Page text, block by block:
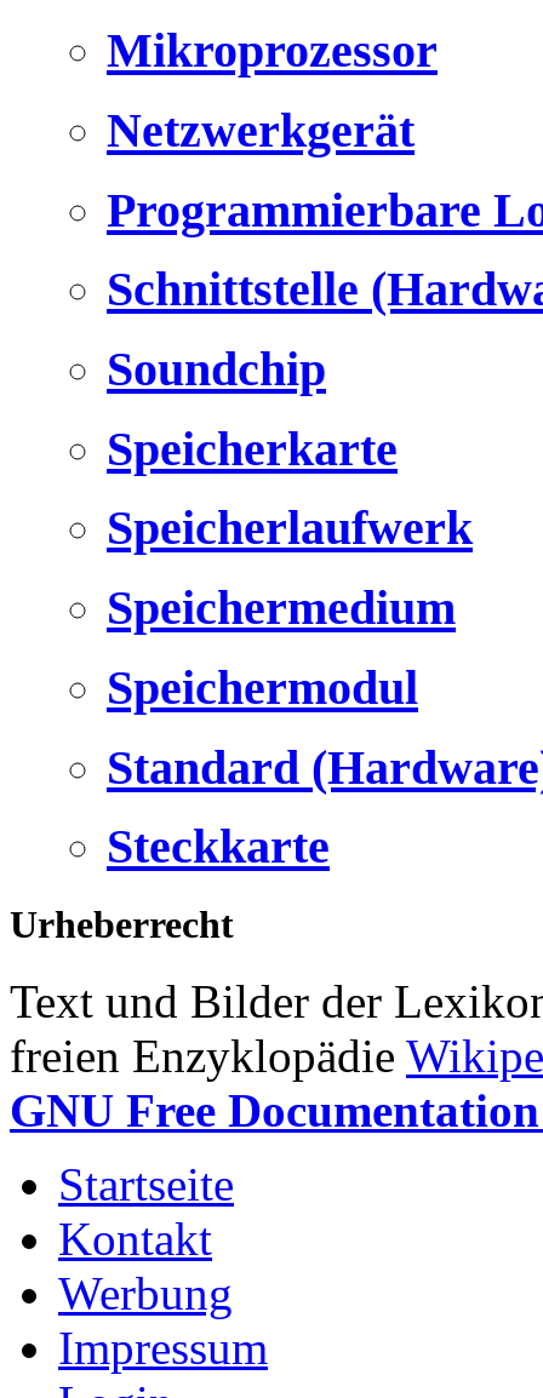
Mikroprozessor
Netzwerkgerät
Programmierbare
Schnittstelle
Soundchip
Speicherkarte
Speicherlaufwerk
Speichermedium
Speichermodul
Standard
Steckkarte
Urheberrecht
Text und Bilder der
freien Enzyklopädie
GNU Free
Startseite
Kontakt
Werbung
Impressum